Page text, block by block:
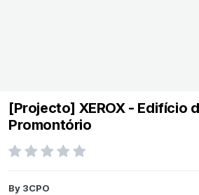
[Projecto] XEROX - Edifício
Promontório
By 3CPO